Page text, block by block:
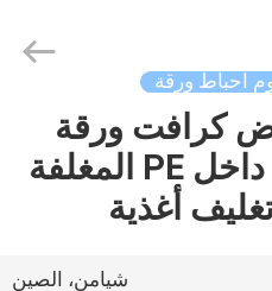
احباط ورقة
كرافت ورقة
الألومنيوم احباط داخل PE المغلفة
أغذية
شيامن، الصين